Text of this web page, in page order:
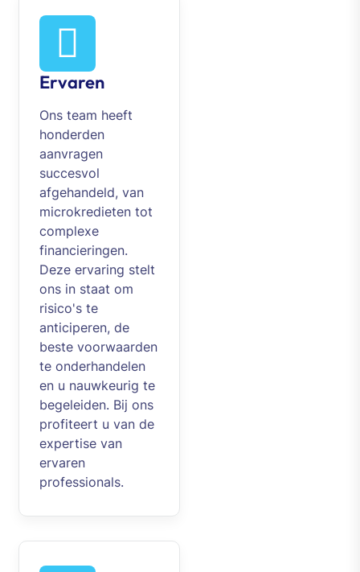
Ervaren
Ons team heeft
honderden
aanvragen
succesvol
afgehandeld, van
microkredieten tot
complexe
financieringen.
Deze ervaring stelt
ons in staat om
risico's te
anticiperen, de
beste voorwaarden
te onderhandelen
en u nauwkeurig te
begeleiden. Bij ons
profiteert u van de
expertise van
ervaren
professionals.